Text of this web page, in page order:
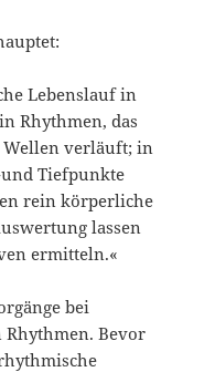
Lebenslauf in
Rhythmen, das
verläuft; in
Tiefpunkte
rein körperliche
lassen
ermitteln.«
bei
Bevor